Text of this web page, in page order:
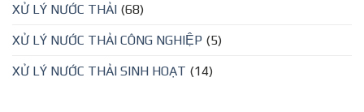
XỬ LÝ NƯỚC THẢI (68)
XỬ LÝ NƯỚC THẢI CÔNG NGHIỆP (5)
XỬ LÝ NƯỚC THẢI SINH HOẠT (14)